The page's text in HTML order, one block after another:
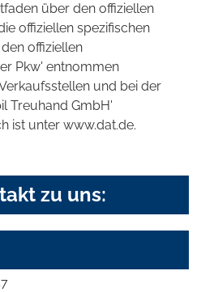
über den offiziellen
offiziellen spezifischen
offiziellen
Pkw' entnommen
und bei der
Treuhand GmbH'
ist unter www.dat.de.
zu uns: